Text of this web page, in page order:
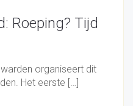
Roeping? Tijd
organiseert dit
Het eerste […]